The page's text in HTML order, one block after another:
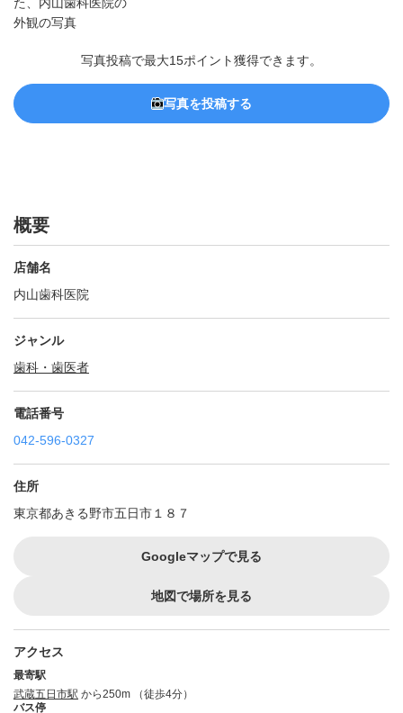
写真投稿で最大15ポイント獲得できます。
写真を投稿する
概要
店舗名
内山歯科医院
ジャンル
歯科・歯医者
電話番号
042-596-0327
住所
東京都あきる野市五日市１８７
Googleマップで見る
地図で場所を見る
アクセス
最寄駅
武蔵五日市駅 から250m （徒歩4分）
バス停